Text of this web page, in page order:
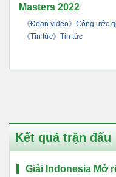
Masters 2022
《Đoạn video》Công ước
《Tin tức》Tin tức
Kết quả trận đấu
Giải Indonesia Mở